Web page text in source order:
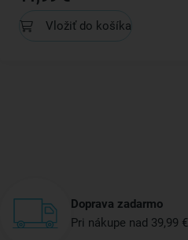
Vložiť do košíka
Doprava zadarmo
Pri nákupe nad 39,99 €